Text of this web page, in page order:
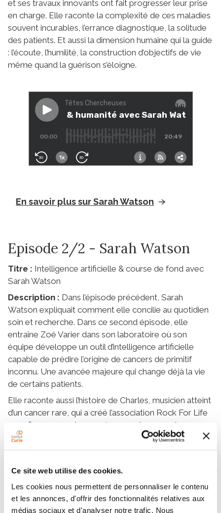
Ce site web utilise des cookies.
Les cookies nous permettent de personnaliser le contenu
et les annonces, d'offrir des fonctionnalités relatives aux
médias sociaux et d'analyser notre trafic. Nous
et ses travaux innovants ont fait progresser leur prise
en charge. Elle raconte la complexité de ces maladies
souvent incurables, l’errance diagnostique, la solitude
des patients. Et aussi la dimension humaine qui la guide
: l’écoute, l’humilité, la construction d’objectifs de vie
même quand la guérison s’éloigne.
En savoir plus sur Sarah Watson
Episode 2/2 - Sarah Watson
Titre : Intelligence artificielle & course de fond avec
Sarah Watson
Description : Dans l’épisode précédent, Sarah
Watson expliquait comment elle concilie au quotidien
soin et recherche. Dans ce second épisode, elle
entraîne Zoé Varier dans son laboratoire où son
équipe développe un outil d’intelligence artificielle
capable de prédire l’origine de cancers de primitif
inconnu. Une avancée majeure qui change déjà la vie
de certains patients.
Elle raconte aussi l’histoire de Charles, musicien atteint
d’un cancer rare, qui a créé l’association Rock For Life
pour financer ses travaux à coups de concerts
caritatifs. L’occasion d’évoquer la difficulté de trouver
des financements pour ces cancers oubliés.
Malgré de nombreux prix, Sarah Watson confie son
persistant d’imposture. Pour elle, l’essentiel est ailleurs :
dans la recherche qui avance, dans la reconnaissance